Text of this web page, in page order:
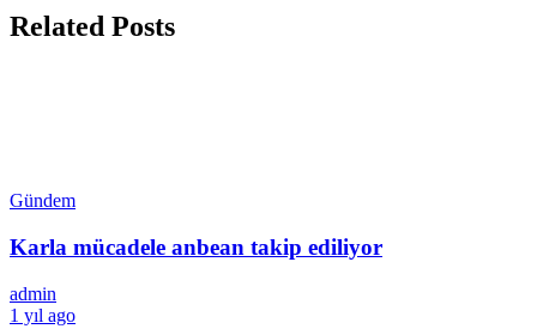
Related Posts
Gündem
Karla mücadele anbean takip ediliyor
admin
1 yıl ago